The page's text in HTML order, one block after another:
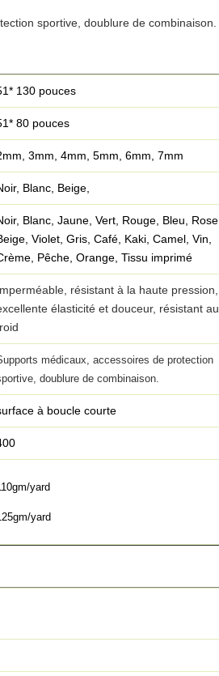
sportive, doublure de combinaison.
130 pouces
80 pouces
3mm, 4mm, 5mm, 6mm, 7mm
Blanc, Beige,
Blanc, Jaune, Vert, Rouge, Bleu, Rose,
Violet, Gris, Café, Kaki, Camel, Vin,
Pêche, Orange, Tissu imprimé
résistant à la haute pression,
élasticité et douceur, résistant au
médicaux, accessoires de protection
doublure de combinaison.
à boucle courte
yard
yard